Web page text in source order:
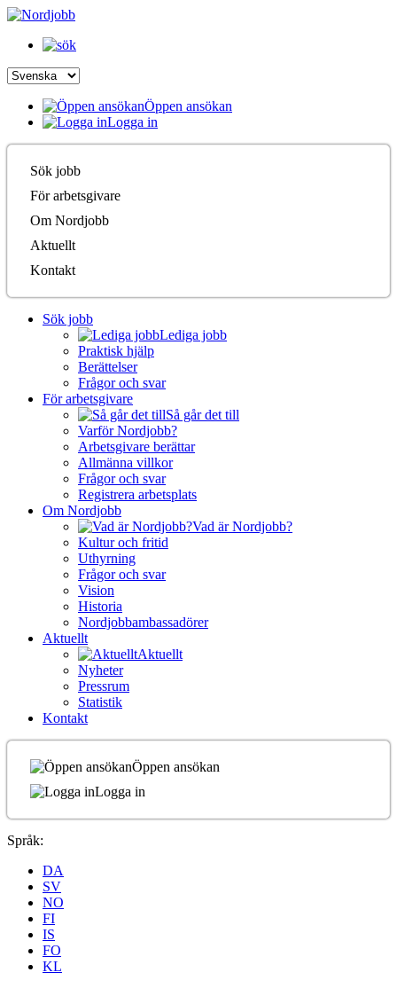
Öppen ansökan
Logga in
Sök jobb
För arbetsgivare
Om Nordjobb
Aktuellt
Kontakt
Sök jobb
Lediga jobb
Praktisk hjälp
Berättelser
Frågor och svar
För arbetsgivare
Så går det till
Varför Nordjobb?
Arbetsgivare berättar
Allmänna villkor
Frågor och svar
Registrera arbetsplats
Om Nordjobb
Vad är Nordjobb?
Kultur och fritid
Uthyrning
Frågor och svar
Vision
Historia
Nordjobbambassadörer
Aktuellt
Aktuellt
Nyheter
Pressrum
Statistik
Kontakt
Öppen ansökan
Logga in
Språk:
DA
SV
NO
FI
IS
FO
KL